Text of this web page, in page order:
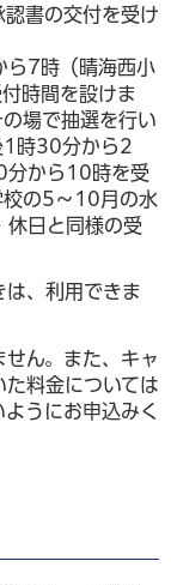
書の交付を受け
ら7時（晴海西小
時間を設けま
場で抽選を行い
1時30分から2
分から10時を受
校の5～10月の水
日と同様の受
は、利用できま
ん。また、キャ
料金については
うにお申込みく